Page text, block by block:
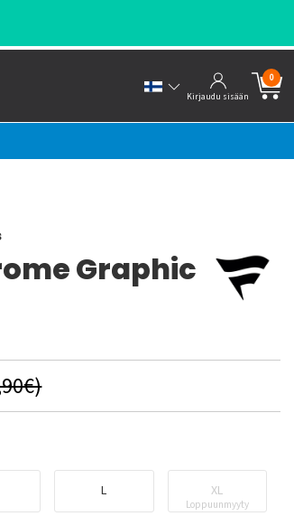
Kirjaudu sisään
0
Graphic
L XL
Loppuunmyyty